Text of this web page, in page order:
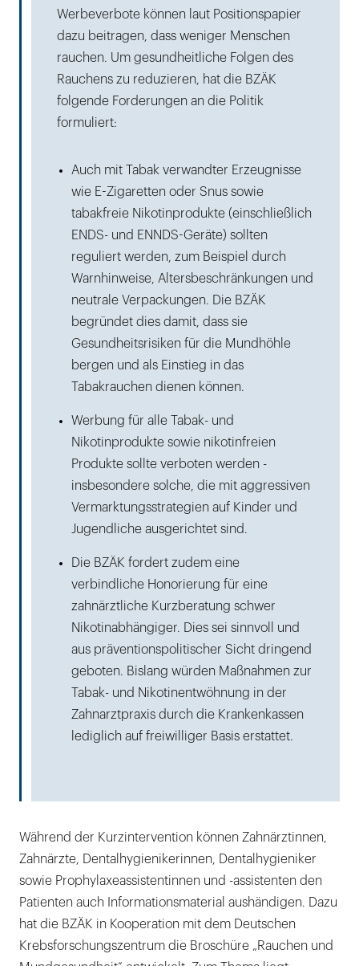
Werbeverbote können laut Positionspapier
dazu beitragen, dass weniger Menschen
rauchen. Um gesundheitliche Folgen des
Rauchens zu reduzieren, hat die BZÄK
folgende Forderungen an die Politik
formuliert:
Auch mit Tabak verwandter Erzeugnisse
wie E-Zigaretten oder Snus sowie
tabakfreie Nikotinprodukte (einschließlich
ENDS- und ENNDS-Geräte) sollten
reguliert werden, zum Beispiel durch
Warnhinweise, Altersbeschränkungen und
neutrale Verpackungen. Die BZÄK
begründet dies damit, dass sie
Gesundheitsrisiken für die Mundhöhle
bergen und als Einstieg in das
Tabakrauchen dienen können.
Werbung für alle Tabak- und
Nikotinprodukte sowie nikotinfreien
Produkte sollte verboten werden -
insbesondere solche, die mit aggressiven
Vermarktungsstrategien auf Kinder und
Jugendliche ausgerichtet sind.
Die BZÄK fordert zudem eine
verbindliche Honorierung für eine
zahnärztliche Kurzberatung schwer
Nikotinabhängiger. Dies sei sinnvoll und
aus präventionspolitischer Sicht dringend
geboten. Bislang würden Maßnahmen zur
Tabak- und Nikotinentwöhnung in der
Zahnarztpraxis durch die Krankenkassen
lediglich auf freiwilliger Basis erstattet.
Während der Kurzintervention können Zahnärztinnen,
Zahnärzte, Dentalhygienikerinnen, Dentalhygieniker
sowie Prophylaxeassistentinnen und -assistenten den
Patienten auch Informationsmaterial aushändigen. Dazu
hat die BZÄK in Kooperation mit dem Deutschen
Krebsforschungszentrum die Broschüre „Rauchen und